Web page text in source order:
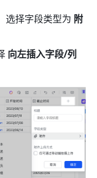
选择字段类型为 附